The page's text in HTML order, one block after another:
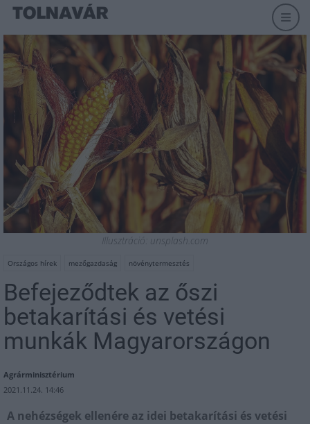
Illusztráció: unsplash.com
Országos hírek mezőgazdaság növénytermesztés
Befejeződtek az őszi
betakarítási és vetési
munkák Magyarországon
Agrárminisztérium
2021.11.24. 14:46
A nehézségek ellenére az idei betakarítási és vetési